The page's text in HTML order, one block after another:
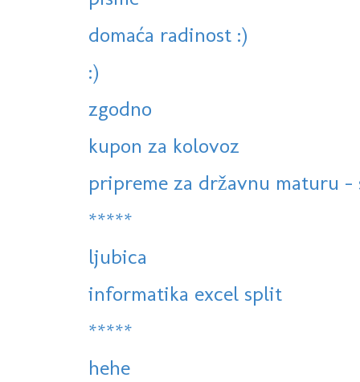
domaća radinost :)
:)
zgodno
kupon za kolovoz
pripreme za državnu maturu
*****
ljubica
informatika excel split
*****
hehe